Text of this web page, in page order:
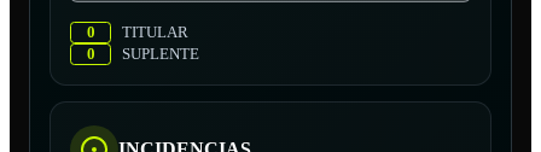
0
TITULAR
0
SUPLENTE